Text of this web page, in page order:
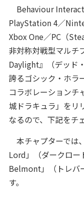
Behaviour
PlayStation 4／
Xbox One／PC（
非対称対戦型マルチ
Daylight』（デッド
誇るゴシック・ホラ
コラボレーション
城ドラキュラ」をリ
なるので、下記をチ
本チャプターでは
Lord」（ダークロー
Belmont」（トレバ
す。